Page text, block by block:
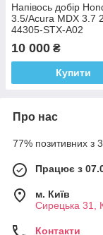
Напівось добір
3.5/Acura MDX 3.7
44305-STX-A02
10 000 ₴
Купити
Про нас
77% позитивних з
Працює з
м. Київ
Сирецька 31,
Контакти